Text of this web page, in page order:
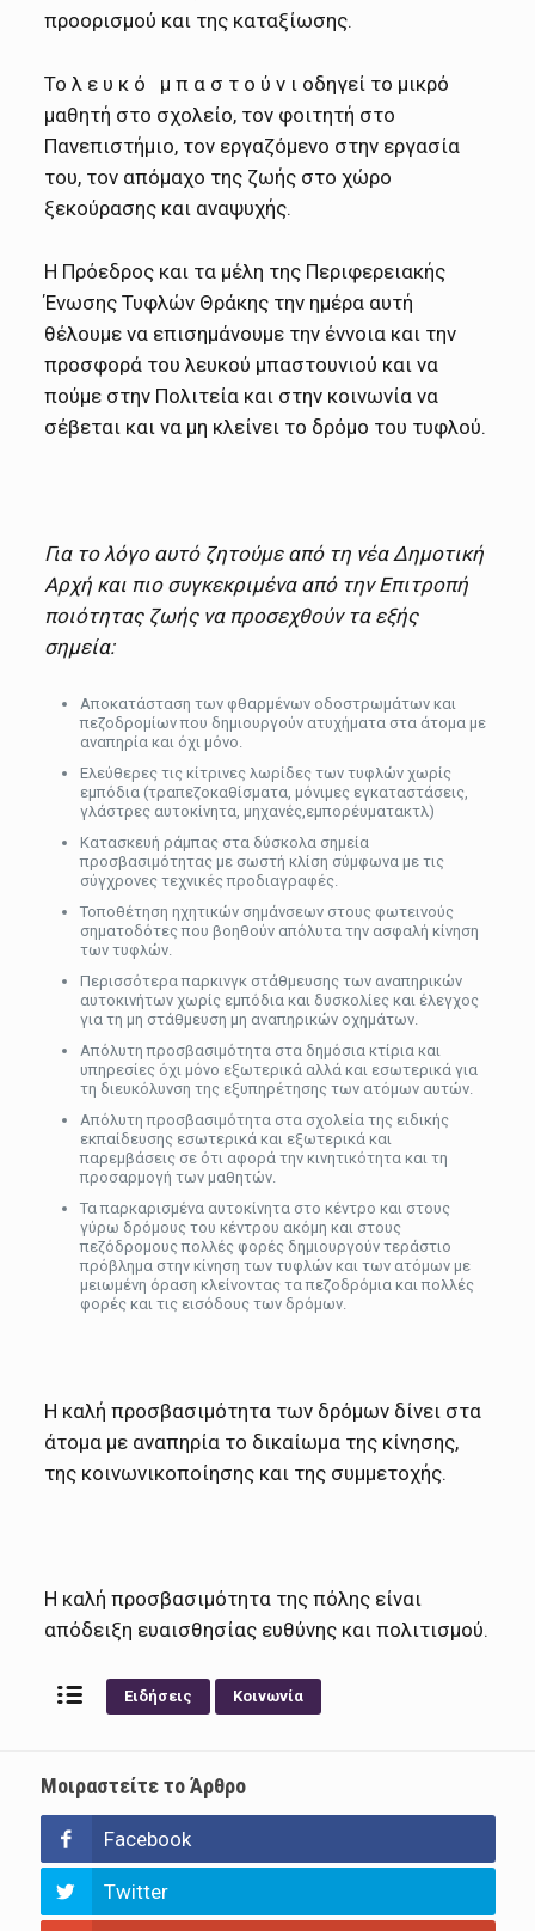
προορισμού και της καταξίωσης.
Το λ ε υ κ ό μ π α σ τ ο ύ ν ι οδηγεί το μικρό
μαθητή στο σχολείο, τον φοιτητή στο
Πανεπιστήμιο, τον εργαζόμενο στην εργασία
του, τον απόμαχο της ζωής στο χώρο
ξεκούρασης και αναψυχής.
Η Πρόεδρος και τα μέλη της Περιφερειακής
Ένωσης Τυφλών Θράκης την ημέρα αυτή
θέλουμε να επισημάνουμε την έννοια και την
προσφορά του λευκού μπαστουνιού και να
πούμε στην Πολιτεία και στην κοινωνία να
σέβεται και να μη κλείνει το δρόμο του τυφλού.
Για το λόγο αυτό ζητούμε από τη νέα Δημοτική
Αρχή και πιο συγκεκριμένα από την Επιτροπή
ποιότητας ζωής να προσεχθούν τα εξής
σημεία:
Αποκατάσταση των φθαρμένων οδοστρωμάτων και
πεζοδρομίων που δημιουργούν ατυχήματα στα άτομα με
αναπηρία και όχι μόνο.
Ελεύθερες τις κίτρινες λωρίδες των τυφλών χωρίς
εμπόδια (τραπεζοκαθίσματα, μόνιμες εγκαταστάσεις,
γλάστρες αυτοκίνητα, μηχανές,εμπορέυματακτλ)
Κατασκευή ράμπας στα δύσκολα σημεία
προσβασιμότητας με σωστή κλίση σύμφωνα με τις
σύγχρονες τεχνικές προδιαγραφές.
Τοποθέτηση ηχητικών σημάνσεων στους φωτεινούς
σηματοδότες που βοηθούν απόλυτα την ασφαλή κίνηση
των τυφλών.
Περισσότερα παρκινγκ στάθμευσης των αναπηρικών
αυτοκινήτων χωρίς εμπόδια και δυσκολίες και έλεγχος
για τη μη στάθμευση μη αναπηρικών οχημάτων.
Απόλυτη προσβασιμότητα στα δημόσια κτίρια και
υπηρεσίες όχι μόνο εξωτερικά αλλά και εσωτερικά για
τη διευκόλυνση της εξυπηρέτησης των ατόμων αυτών.
Απόλυτη προσβασιμότητα στα σχολεία της ειδικής
εκπαίδευσης εσωτερικά και εξωτερικά και
παρεμβάσεις σε ότι αφορά την κινητικότητα και τη
προσαρμογή των μαθητών.
Τα παρκαρισμένα αυτοκίνητα στο κέντρο και στους
γύρω δρόμους του κέντρου ακόμη και στους
πεζόδρομους πολλές φορές δημιουργούν τεράστιο
πρόβλημα στην κίνηση των τυφλών και των ατόμων με
μειωμένη όραση κλείνοντας τα πεζοδρόμια και πολλές
φορές και τις εισόδους των δρόμων.
Η καλή προσβασιμότητα των δρόμων δίνει στα
άτομα με αναπηρία το δικαίωμα της κίνησης,
της κοινωνικοποίησης και της συμμετοχής.
Η καλή προσβασιμότητα της πόλης είναι
απόδειξη ευαισθησίας ευθύνης και πολιτισμού.
Ειδήσεις Κοινωνία
Μοιραστείτε το Άρθρο
Facebook
Twitter